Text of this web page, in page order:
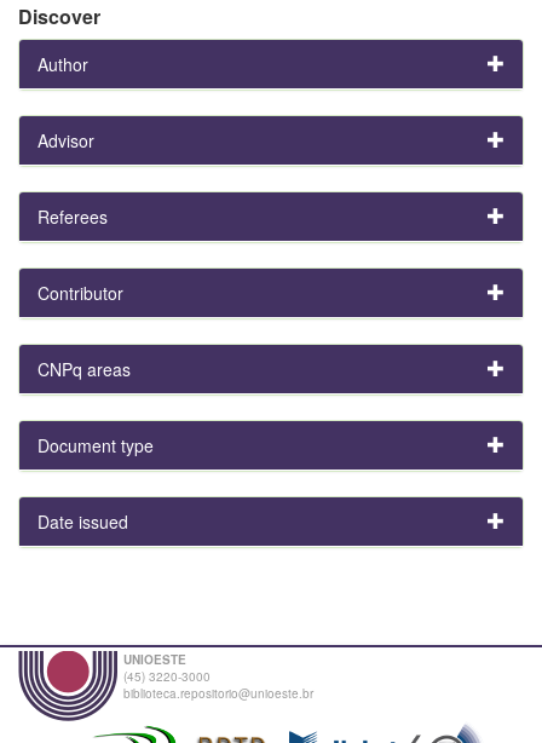
Discover
Author
Advisor
Referees
Contributor
CNPq areas
Document type
Date issued
UNIOESTE
(45) 3220-3000
biblioteca.repositorio@unioeste.br